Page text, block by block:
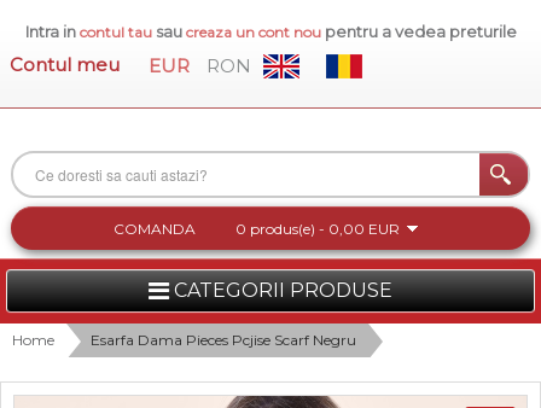
Intra in contul tausau creaza un cont nou pentru a vedea preturile
Contul meu EUR RON
COMANDA 0 produs(e) - 0,00 EUR
CATEGORII PRODUSE
FEMEI
BARBATI
Home Esarfa Dama Pieces Pcjise Scarf Negru